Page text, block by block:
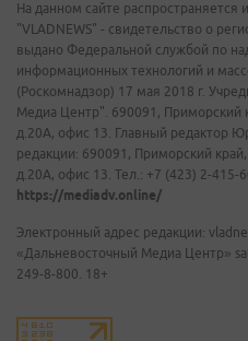
На данном сайте распространяется
"VLADNEWS" - свидетельство о
выдано Федеральной службой по
информационных технологий и
(Роскомнадзор) 17 мая 2018 г.
Медиа Центр". 690091, Приморский
д.20А, офис 13. Главный редактор
редакции: 690091, Приморский
д.20А, офис 13. Тел.: +7 (423) 2-415-
https://mediadv.online/
Электронный адрес редакции:
«Дальневосточный Медиа Центр»
249-8-800. 18+